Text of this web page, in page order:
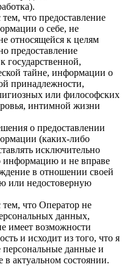
что предоставление
о себе, не
относящейся к целям
предоставление
государственной,
тайне, информации о
принадлежности,
или философских
интимной жизни
о предоставлении
(каких-либо
исключительно
информацию и не вправе
в отношении своей
или недостоверную
что Оператор не
данных,
имеет возможности
и исходит из того, что я
персональные данные и
актуальном состоянии.